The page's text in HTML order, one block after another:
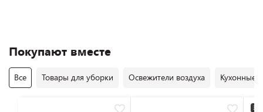
Покупают вместе
Все Товары для уборки Освежители воздуха Кухонные